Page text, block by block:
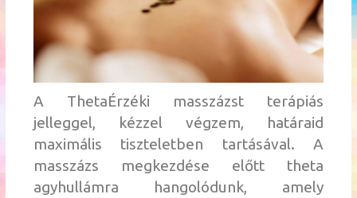
A ThetaÉrzéki masszázst terápiás
jelleggel, kézzel végzem, határaid
maximális tiszteletben tartásával. A
masszázs megkezdése előtt theta
agyhullámra hangolódunk, amely